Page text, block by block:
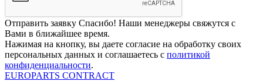
Отправить заявку Спасибо! Наши менеджеры свяжутся с
Вами в ближайшее время.
Нажимая на кнопку, вы даете согласие на обработку своих
персональных данных и соглашаетесь с политикой
конфиденциальности.
EUROPARTS CONTRACT